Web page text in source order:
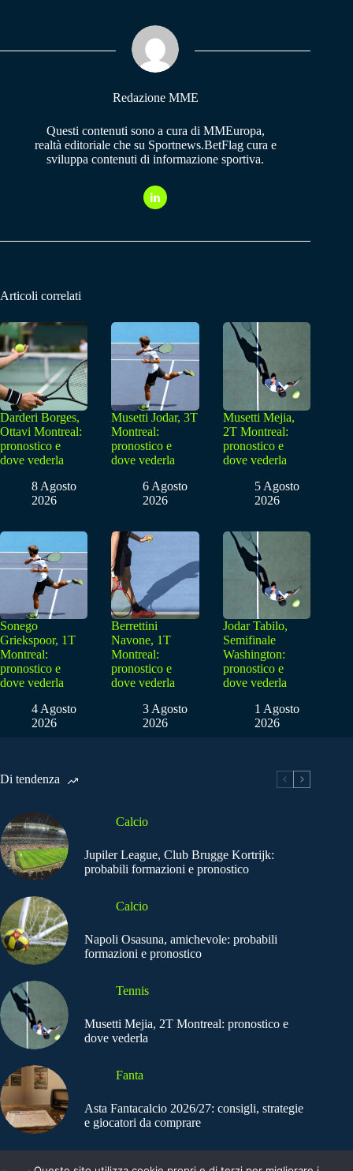
pp m
Redazione MME
Questi contenuti sono a cura di MMEuropa,
realtà editoriale che su Sportnews.BetFlag cura e
sviluppa contenuti di informazione sportiva.
Articoli correlati
Darderi Borges,
Ottavi Montreal:
pronostico e
dove vederla
8 Agosto
2026
Musetti Jodar, 3T
Montreal:
pronostico e
dove vederla
6 Agosto
2026
Musetti Mejia,
2T Montreal:
pronostico e
dove vederla
5 Agosto
2026
Sonego
Griekspoor, 1T
Montreal:
pronostico e
dove vederla
4 Agosto
2026
Berrettini
Navone, 1T
Montreal:
pronostico e
dove vederla
3 Agosto
2026
Jodar Tabilo,
Semifinale
Washington:
pronostico e
dove vederla
1 Agosto
2026
Di tendenza
Calcio
Jupiler League, Club Brugge Kortrijk:
probabili formazioni e pronostico
Calcio
Napoli Osasuna, amichevole: probabili
formazioni e pronostico
Tennis
Musetti Mejia, 2T Montreal: pronostico e
dove vederla
Fanta
Asta Fantacalcio 2026/27: consigli, strategie
e giocatori da comprare